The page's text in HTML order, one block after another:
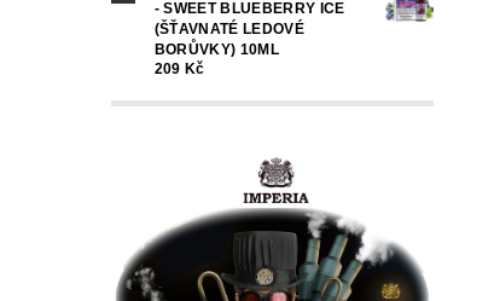
- SWEET BLUEBERRY ICE
(ŠŤAVNATÉ LEDOVÉ
BORŮVKY) 10ML
209 Kč